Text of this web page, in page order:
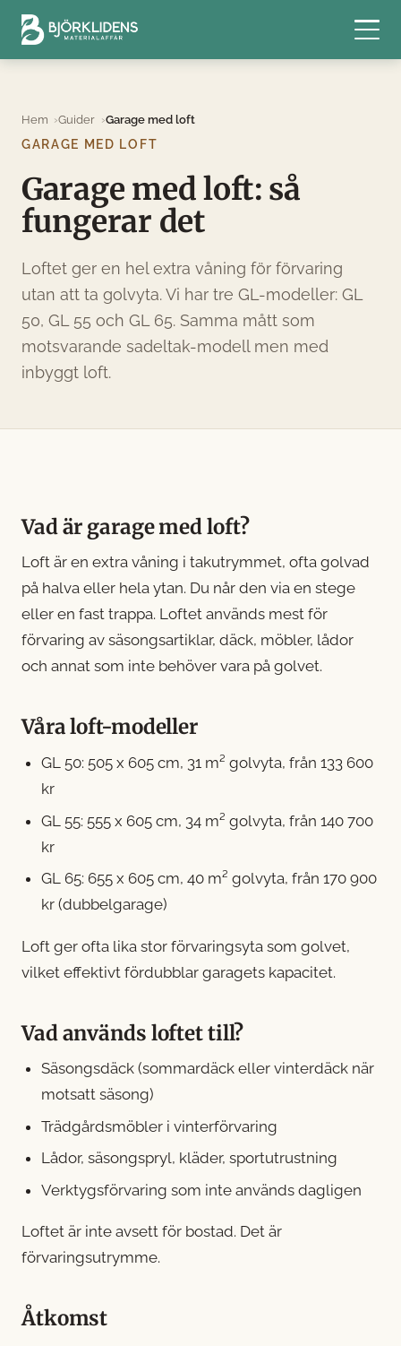
Hem Guider
Garage med loft
GARAGE MED LOFT
Garage med loft: så
fungerar det
Loftet ger en hel extra våning för förvaring
utan att ta golvyta. Vi har tre GL-modeller: GL
50, GL 55 och GL 65. Samma mått som
motsvarande sadeltak-modell men med
inbyggt loft.
Vad är garage med loft?
Loft är en extra våning i takutrymmet, ofta golvad
på halva eller hela ytan. Du når den via en stege
eller en fast trappa. Loftet används mest för
förvaring av säsongsartiklar, däck, möbler, lådor
och annat som inte behöver vara på golvet.
Våra loft-modeller
GL 50: 505 x 605 cm, 31 m² golvyta, från 133 600
kr
GL 55: 555 x 605 cm, 34 m² golvyta, från 140 700
kr
GL 65: 655 x 605 cm, 40 m² golvyta, från 170 900
kr (dubbelgarage)
Loft ger ofta lika stor förvaringsyta som golvet,
vilket effektivt fördubblar garagets kapacitet.
Vad används loftet till?
Säsongsdäck (sommardäck eller vinterdäck när
motsatt säsong)
Trädgårdsmöbler i vinterförvaring
Lådor, säsongspryl, kläder, sportutrustning
Verktygsförvaring som inte används dagligen
Loftet är inte avsett för bostad. Det är
förvaringsutrymme.
Åtkomst